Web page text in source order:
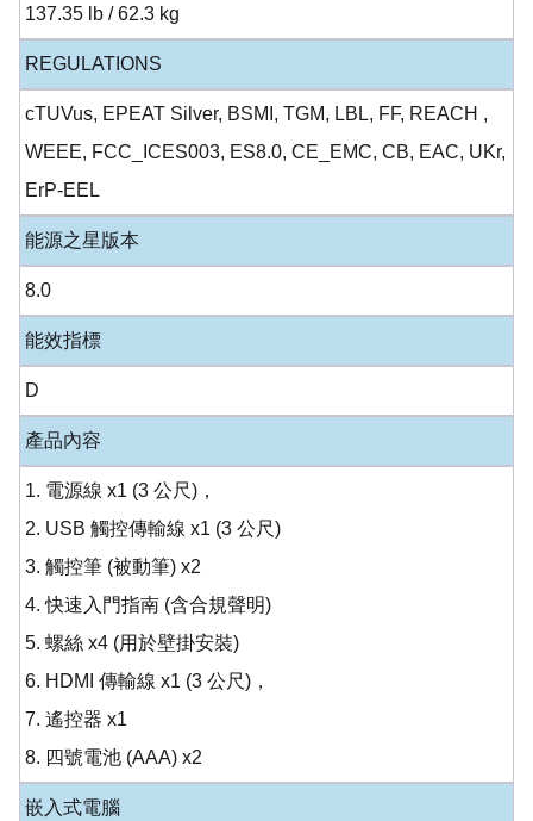
137.35 lb / 62.3 kg
REGULATIONS
cTUVus, EPEAT Silver, BSMI, TGM, LBL, FF, REACH ,
WEEE, FCC_ICES003, ES8.0, CE_EMC, CB, EAC, UKr,
ErP-EEL
能源之星版本
8.0
能效指標
D
產品內容
1. 電源線 x1 (3 公尺)，
2. USB 觸控傳輸線 x1 (3 公尺)
3. 觸控筆 (被動筆) x2
4. 快速入門指南 (含合規聲明)
5. 螺絲 x4 (用於壁掛安裝)
6. HDMI 傳輸線 x1 (3 公尺)，
7. 遙控器 x1
8. 四號電池 (AAA) x2
嵌入式電腦